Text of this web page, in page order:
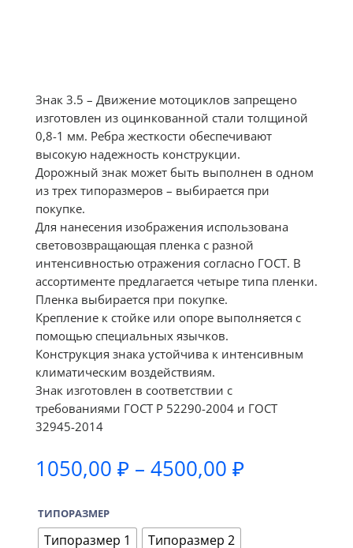
Знак 3.5 – Движение мотоциклов запрещено
изготовлен из оцинкованной стали толщиной
0,8-1 мм. Ребра жесткости обеспечивают
высокую надежность конструкции.
Дорожный знак может быть выполнен в одном
из трех типоразмеров – выбирается при
покупке.
Для нанесения изображения использована
световозвращающая пленка с разной
интенсивностью отражения согласно ГОСТ. В
ассортименте предлагается четыре типа пленки.
Пленка выбирается при покупке.
Крепление к стойке или опоре выполняется с
помощью специальных язычков.
Конструкция знака устойчива к интенсивным
климатическим воздействиям.
Знак изготовлен в соответствии с
требованиями ГОСТ Р 52290-2004 и ГОСТ
32945-2014
1050,00 ₽ – 4500,00 ₽Диапазон
ТИПОРАЗМЕР
Типоразмер 1 Типоразмер 2